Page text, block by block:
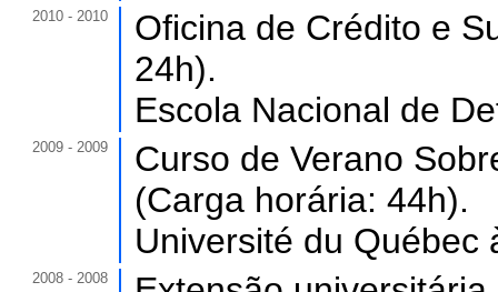
2010 - 2010
Oficina de Crédito e
24h).
Escola Nacional de
2009 - 2009
Curso de Verano
(Carga horária: 44h).
Université du Québec
2008 - 2008